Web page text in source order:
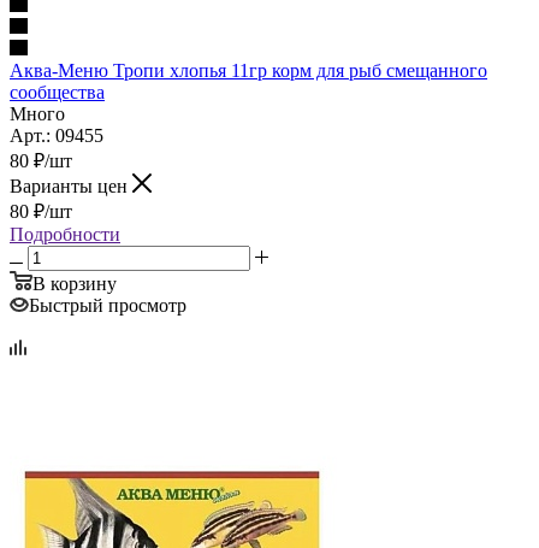
Аква-Меню Тропи хлопья 11гр корм для рыб смещанного
сообщества
Много
Арт.: 09455
80 ₽/шт
Варианты цен
80 ₽/шт
Подробности
В корзину
Быстрый просмотр